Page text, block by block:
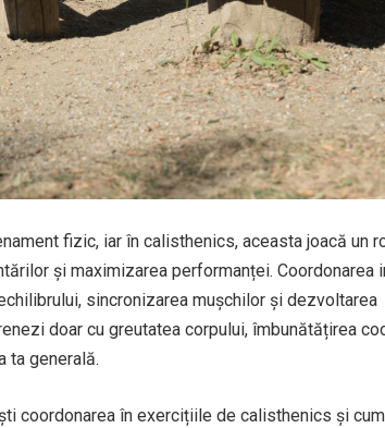
fizic, iar în calisthenics, aceasta joacă un
și maximizarea performanței. Coordonarea
sincronizarea mușchilor și dezvoltarea
doar cu greutatea corpului, îmbunătățirea
ta generală.
coordonarea în exercițiile de calisthenics și